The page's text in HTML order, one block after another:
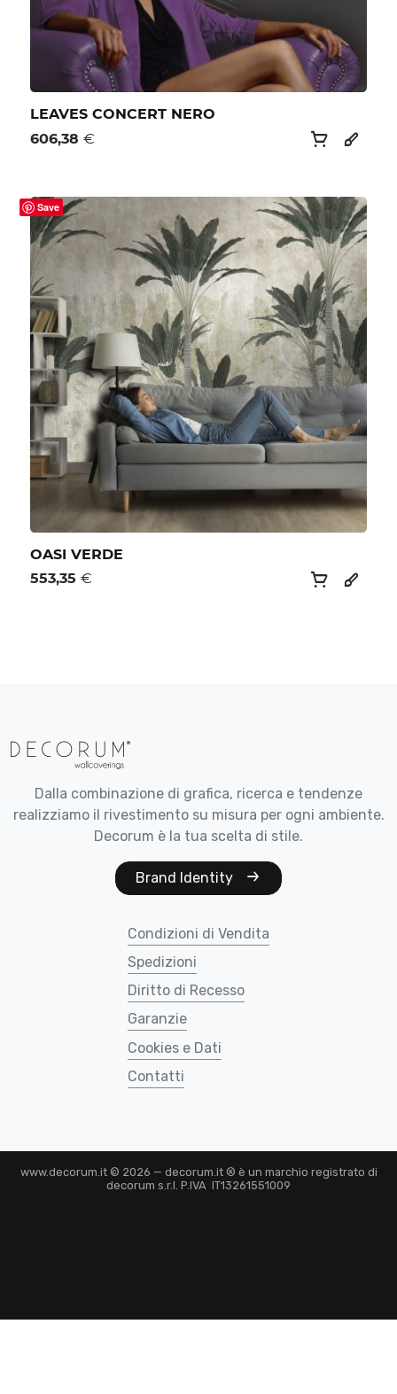
LEAVES CONCERT NERO
606,38€
Save
OASI VERDE
553,35€
Dalla combinazione di grafica, ricerca e tendenze
realizziamo il rivestimento su misura per ogni ambiente.
Decorum è la tua scelta di stile.
Brand Identity
Condizioni di Vendita
Spedizioni
Diritto di Recesso
Garanzie
Cookies e Dati
Contatti
www.decorum.it © 2026 — decorum.it ® è un marchio registrato di
decorum s.r.l. P.IVA IT13261551009